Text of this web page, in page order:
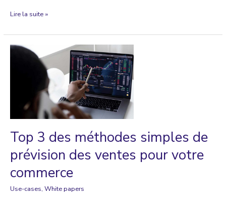
L’industrialisation
l’IA
d’entreprise
Lire la suite »
Top 3 des méthodes simples de
prévision des ventes pour votre
commerce
Use-cases, White papers